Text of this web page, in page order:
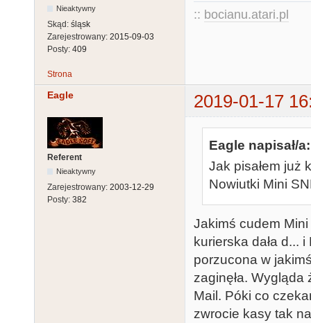
Nieaktywny
Skąd: śląsk
Zarejestrowany: 2015-09-03
Posty: 409
:: bocianu.atari.pl
Strona
Eagle 2019-01-17
Referent
Nieaktywny
Zarejestrowany: 2003-12-29
Posty: 382
Eagle napisał/a:
Jak pisałem już
Nowiutki Mini
Jakimś cudem Mini
kurierska dała d...
porzucona w
zaginęła.
Mail. Póki co
zwrocie kasy tak